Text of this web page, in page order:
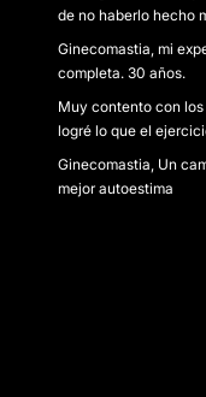
de no haberlo hecho
Ginecomastia, mi
completa. 30 años.
Muy contento con
logré lo que el
Ginecomastia, Un
mejor autoestima